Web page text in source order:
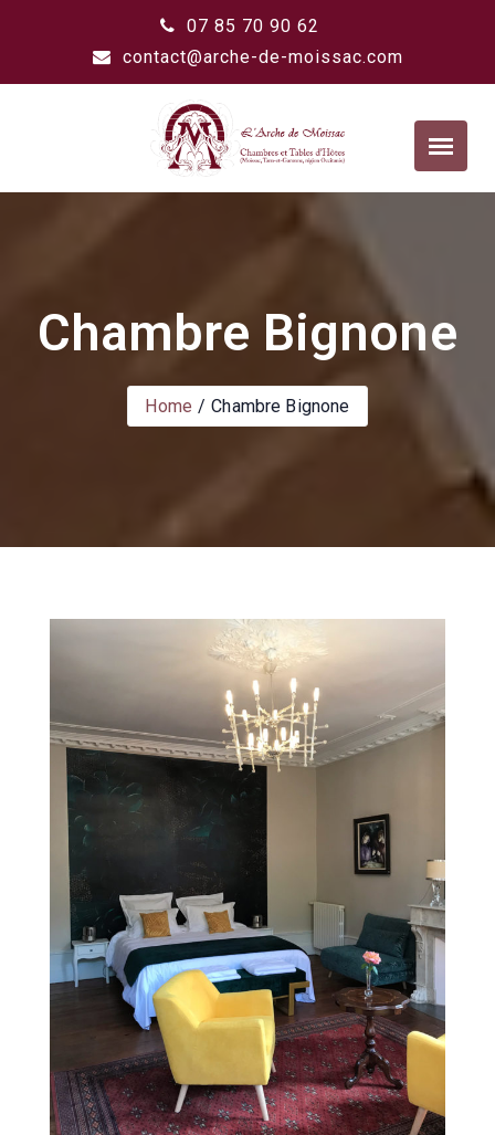
07 85 70 90 62
contact@arche-de-moissac.com
Chambre Bignone
Home Chambre Bignone